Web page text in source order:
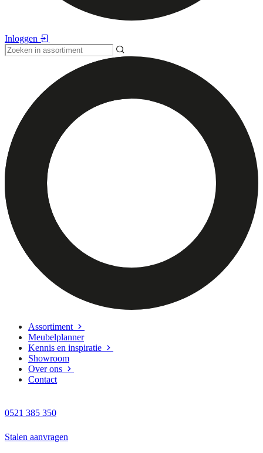
Inloggen
Assortiment
Meubelplanner
Kennis en inspiratie
Showroom
Over ons
Contact
0521 385 350
Stalen aanvragen